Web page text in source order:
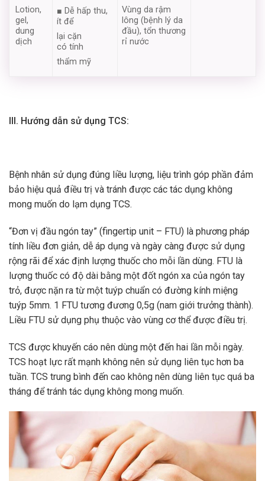
Lotion,
gel,
dung
dịch
■ Dễ hấp thu,
ít để
lại cặn
có tính
thẩm mỹ
Vùng da rậm
lông (bệnh lý da
đầu), tổn thương
rỉ nước
III. Hướng dẫn sử dụng TCS:
Bệnh nhân sử dụng đúng liều lượng, liệu trình góp phần đảm
bảo hiệu quả điều trị và tránh được các tác dụng không
mong muốn do lạm dụng TCS.
“Đơn vị đầu ngón tay” (fingertip unit – FTU) là phương pháp
tính liều đơn giản, dễ áp dụng và ngày càng được sử dụng
rộng rãi để xác định lượng thuốc cho mỗi lần dùng. FTU là
lượng thuốc có độ dài bằng một đốt ngón xa của ngón tay
trỏ, được nặn ra từ một tuýp chuẩn có đường kính miệng
tuýp 5mm. 1 FTU tương đương 0,5g (nam giới trưởng thành).
Liều FTU sử dụng phụ thuộc vào vùng cơ thể được điều trị.
TCS được khuyến cáo nên dùng một đến hai lần mỗi ngày.
TCS hoạt lực rất mạnh không nên sử dụng liên tục hơn ba
tuần. TCS trung bình đến cao không nên dùng liên tục quá ba
tháng để tránh tác dụng không mong muốn.